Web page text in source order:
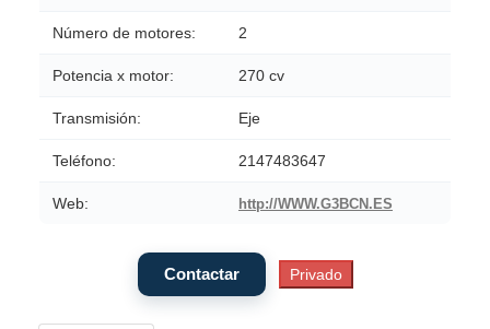
Número de motores: 2
Potencia x motor: 270 cv
Transmisión: Eje
Teléfono: 2147483647
Web: http://WWW.G3BCN.ES